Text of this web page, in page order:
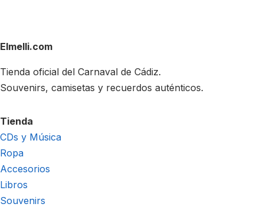
Elmelli.com
Tienda oficial del Carnaval de Cádiz.
Souvenirs, camisetas y recuerdos auténticos.
Tienda
CDs y Música
Ropa
Accesorios
Libros
Souvenirs